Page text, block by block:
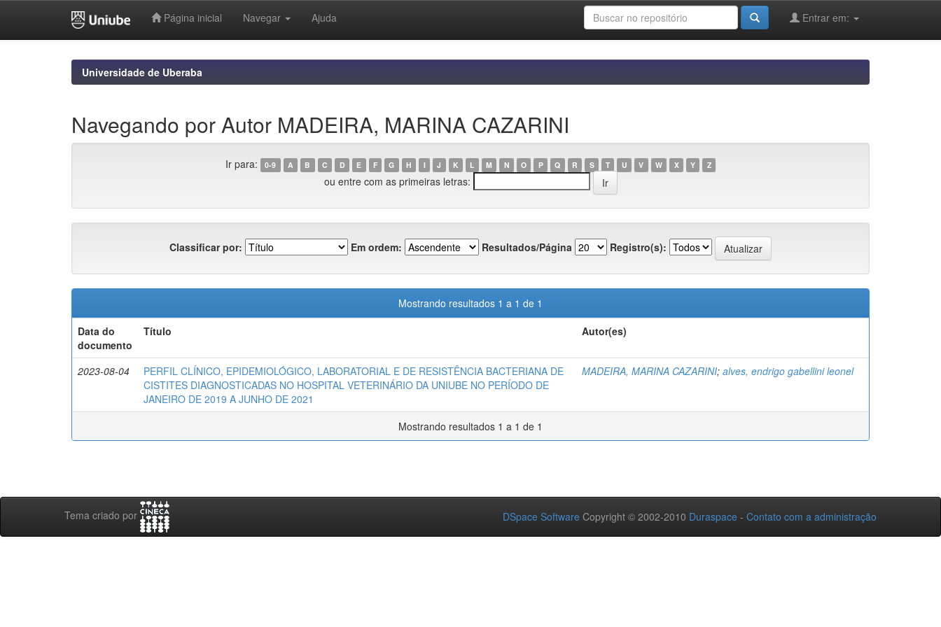
Página inicial Navegar Ajuda Entrar em:
Universidade de Uberaba
Navegando por Autor MADEIRA, MARINA CAZARINI
Ir para: 0-9 A B C D E F G H I J K L M N O P Q R S T U V W X Y Z
ou entre com as primeiras letras:
Classificar por: Em ordem: Resultados/Página Registro(s):
Mostrando resultados 1 a 1 de 1
Data do
documento
Título Autor(es)
2023-08-04
PERFIL CLÍNICO, EPIDEMIOLÓGICO, LABORATORIAL E DE RESISTÊNCIA BACTERIANA DE
CISTITES DIAGNOSTICADAS NO HOSPITAL VETERINÁRIO DA UNIUBE NO PERÍODO DE
JANEIRO DE 2019 A JUNHO DE 2021
MADEIRA, MARINA CAZARINI; alves, endrigo gabellini leonel
Mostrando resultados 1 a 1 de 1
Tema criado por DSpace Software Copyright © 2002-2010 Duraspace - Contato com a administração